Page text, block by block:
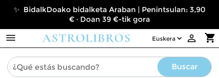
✨ BidalkDoako bidalketa Araban | Penintsulan: 3,90
€ · Doan 39 €-tik gora
 shopping_cart

Buscar